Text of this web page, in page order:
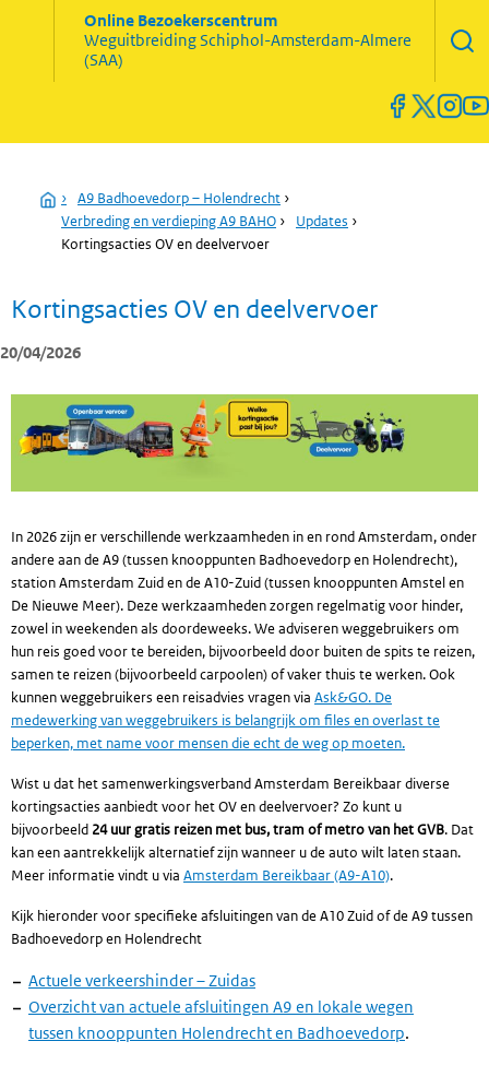
Online Bezoekerscentrum
WeguitbreidingSchiphol-Amsterdam-Almere
(SAA)
Home
› A9 Badhoevedorp – Holendrecht ›
Verbreding en verdieping A9 BAHO › Updates ›
Kortingsacties OV en deelvervoer
Kortingsacties OV en deelvervoer
20/04/2026
In 2026 zijn er verschillende werkzaamheden in en rond Amsterdam, onder
andere aan de A9 (tussen knooppunten Badhoevedorp en Holendrecht),
station Amsterdam Zuid en de A10-Zuid (tussen knooppunten Amstel en
De Nieuwe Meer). Deze werkzaamheden zorgen regelmatig voor hinder,
zowel in weekenden als doordeweeks. We adviseren weggebruikers om
hun reis goed voor te bereiden, bijvoorbeeld door buiten de spits te reizen,
samen te reizen (bijvoorbeeld carpoolen) of vaker thuis te werken.Ook
kunnen weggebruikers een reisadvies vragen via Ask&GO. De
medewerking van weggebruikers is belangrijk om files en overlast te
beperken, met name voor mensen die echt de weg op moeten.
Wist u dat het samenwerkingsverband Amsterdam Bereikbaar diverse
kortingsacties aanbiedt voor het OV en deelvervoer? Zo kunt u
bijvoorbeeld 24 uur gratis reizen met bus, tram of metro van het GVB. Dat
kan een aantrekkelijk alternatief zijn wanneer u de auto wilt laten staan.
Meer informatie vindt u via Amsterdam Bereikbaar (A9-A10).
Kijk hieronder voor specifieke afsluitingen van de A10 Zuid of de A9 tussen
Badhoevedorp en Holendrecht
Actuele verkeershinder – Zuidas
Overzicht van actuele afsluitingen A9 en lokale wegen
tussen knooppunten Holendrecht en Badhoevedorp.